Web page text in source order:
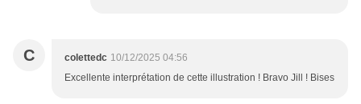
C colettedc 10/12/2025 04:56
Excellente interprétation de cette illustration ! Bravo Jill ! Bises